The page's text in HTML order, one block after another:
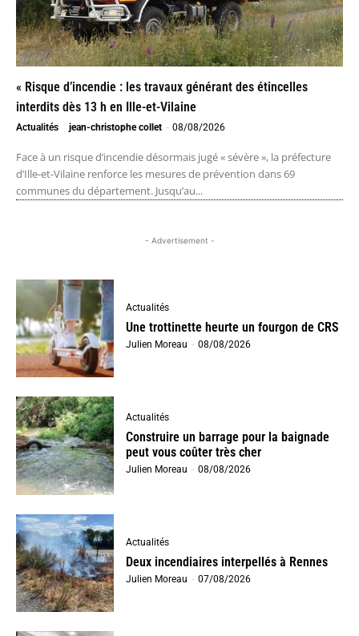
« Risque d’incendie : les travaux générant des étincelles
interdits dès 13 h en Ille-et-Vilaine
Actualités jean-christophe collet - 08/08/2026
Face à un risque d’incendie désormais jugé « sévère », la préfecture
d’Ille-et-Vilaine renforce les mesures de prévention dans 69
communes du département. Jusqu’au...
- Advertisement -
Actualités
Une trottinette heurte un fourgon de CRS
Julien Moreau - 08/08/2026
Actualités
Construire un barrage pour la baignade
peut vous coûter très cher
Julien Moreau - 08/08/2026
Actualités
Deux incendiaires interpellés à Rennes
Julien Moreau - 07/08/2026